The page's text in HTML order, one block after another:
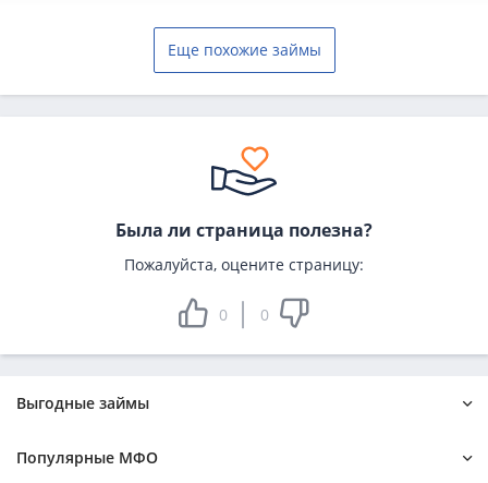
Еще похожие займы
Была ли страница полезна?
Пожалуйста, оцените страницу:
0 0
Выгодные займы
Мгновенный
Без процентов
Популярные МФО